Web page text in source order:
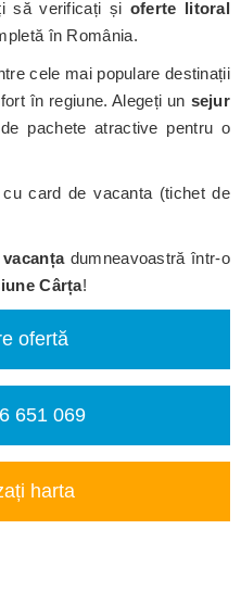
să verificați și oferte litoral
în România.
cele mai populare destinații
în regiune. Alegeți un sejur
pachete atractive pentru o
card de vacanta (tichet de
vacanțadumneavoastră într-o
Cârța!
ofertă
651 069
harta